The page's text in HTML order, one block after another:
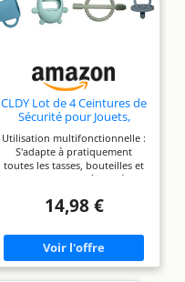
CLDY Lot de 4 Ceintures de
Sécurité pour Jouets,
Utilisation multifonctionnelle :
S'adapte à pratiquement
toutes les tasses, bouteilles et
jouets, Gardez-les à portée de
ceinture de protection pour
fixée aux poussettes, chaises
hautes, sièges auto et plus
encore. Design humanisé :
doux, réutilisable et
14,98 €